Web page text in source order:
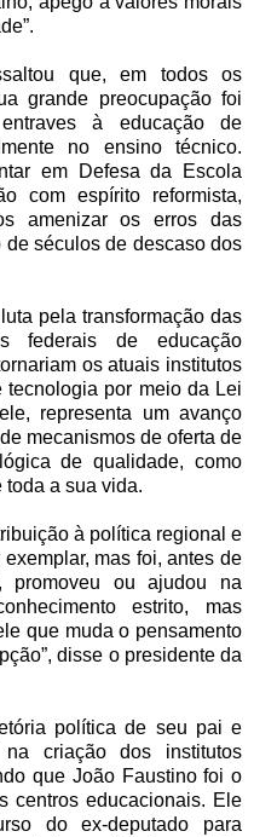
que, em todos os
grande preocupação foi
à educação de
no ensino técnico.
em Defesa da Escola
com espírito reformista,
amenizar os erros das
séculos de descaso dos
pela transformação das
federais de educação
os atuais institutos
por meio da Lei
representa um avanço
mecanismos de oferta de
de qualidade, como
a sua vida.
à política regional e
mas foi, antes de
promoveu ou ajudou na
estrito, mas
que muda o pensamento
disse o presidente da
política de seu pai e
criação dos institutos
que João Faustino foi o
centros educacionais. Ele
do ex-deputado para